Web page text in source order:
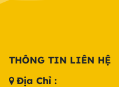
THÔNG TIN LIÊN HỆ
Địa Chỉ :